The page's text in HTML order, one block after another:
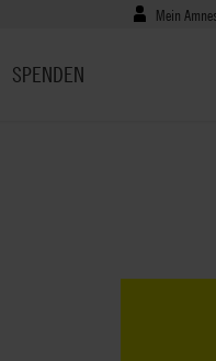
Mein
SPENDEN